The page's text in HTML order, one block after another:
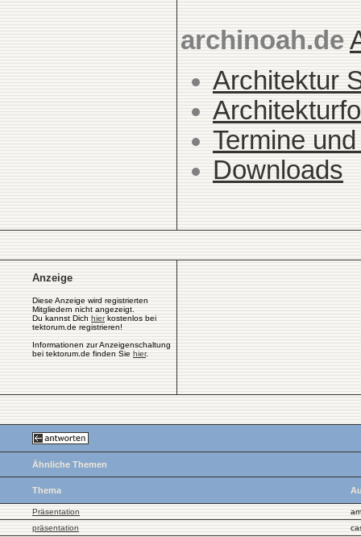
archinoah.de
Architektur
Termine
Downloads
Anzeige
Diese Anzeige wird registrierten
Mitgliedern nicht angezeigt.
Du kannst Dich hierkostenlos bei
tektorum.de registrieren!
Informationen zur Anzeigenschaltung
bei tektorum.de finden Sie hier.
Ähnliche Themen
Thema
Präsentation
präsentation